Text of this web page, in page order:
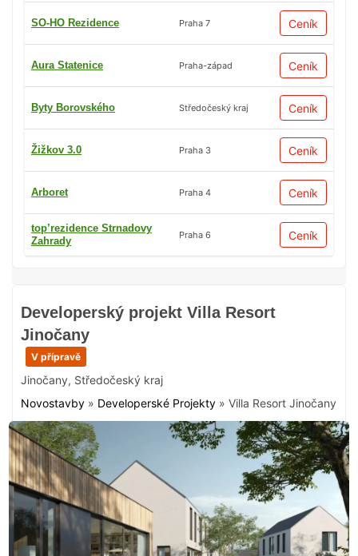
Developerský projekt Villa Resort
Jinočany
V přípravě
Jinočany, Středočeský kraj
Novostavby » Developerské Projekty » Villa Resort Jinočany
SO-HO Rezidence Praha 7 Ceník
Aura Statenice Praha-západ Ceník
Byty Borovského Středočeský kraj Ceník
Žižkov 3.0 Praha 3 Ceník
Arboret Praha 4 Ceník
top’rezidence Strnadovy
Zahrady
Praha 6 Ceník